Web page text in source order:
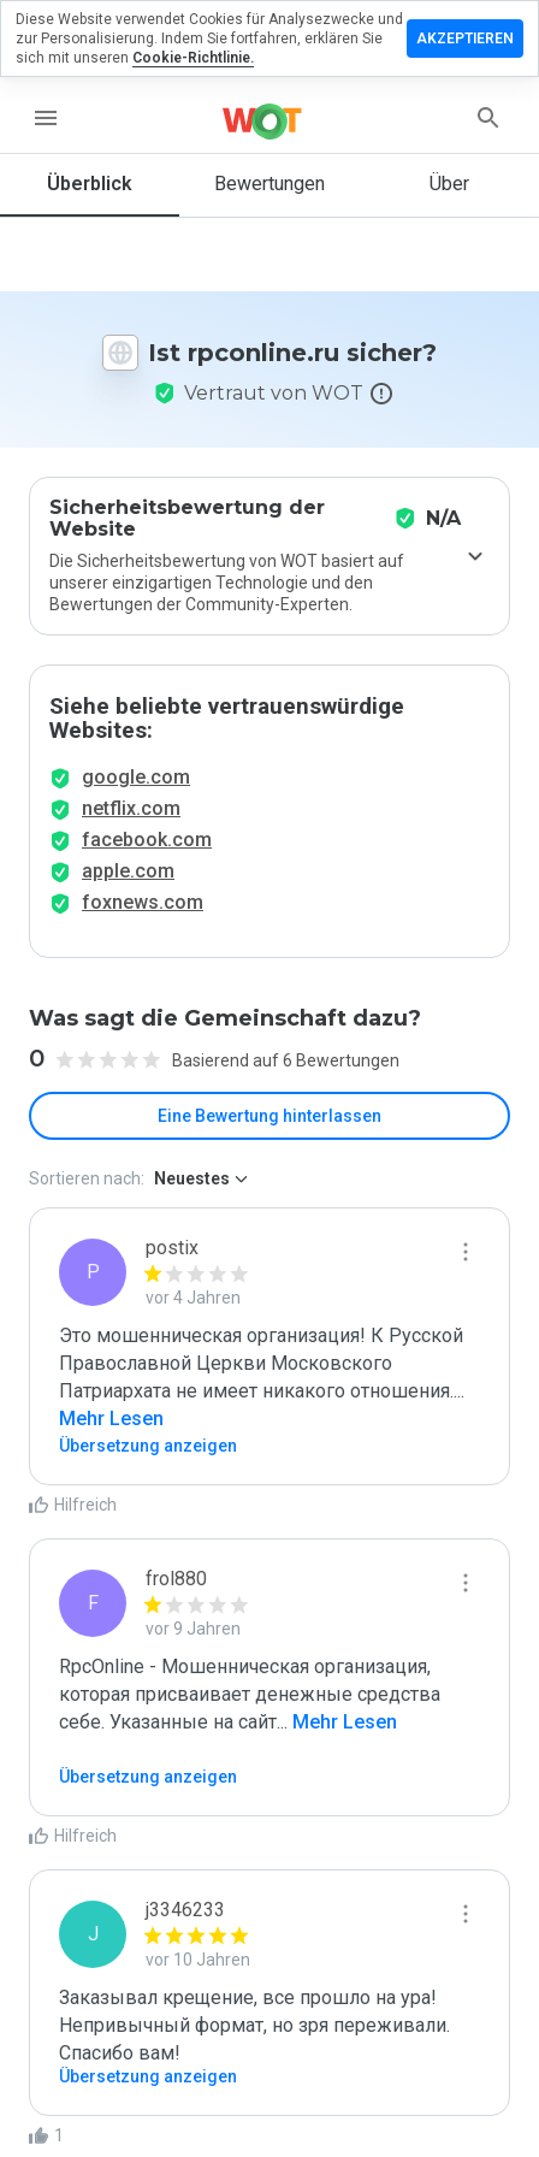
menu
Überblick Bewertungen Über
Ist rpconline.ru sicher?
Vertraut von WOT
Sicherheitsbewertung der
Website
N/A
Die Sicherheitsbewertung von WOT basiert auf
unserer einzigartigen Technologie und den
Bewertungen der Community-Experten.
Siehe beliebte vertrauenswürdige
Websites:
google.com
netflix.com
facebook.com
apple.com
foxnews.com
Was sagt die Gemeinschaft dazu?
0 Basierend auf 6 Bewertungen
Eine Bewertung hinterlassen
eine
würden
Skala von
Sortieren nach: Neuestes
P
postix
vor 4 Jahren
Это мошенническая организация! К Русской
Православной Церкви Московского
Патриархата не имеет никакого отношения....
Mehr Lesen
Übersetzung anzeigen
Hilfreich
F
frol880
vor 9 Jahren
RpcOnline - Мошенническая организация,
которая присваивает денежные средства
себе. Указанные на сайт... Mehr Lesen
Übersetzung anzeigen
Hilfreich
J
j3346233
vor 10 Jahren
Заказывал крещение, все прошло на ура!
Непривычный формат, но зря переживали.
Спасибо вам!
Übersetzung anzeigen
1
Diese Website verwendet Cookies für Analysezwecke und
zur Personalisierung. Indem Sie fortfahren, erklären Sie
sich mit unseren Cookie-Richtlinie.
AKZEPTIEREN